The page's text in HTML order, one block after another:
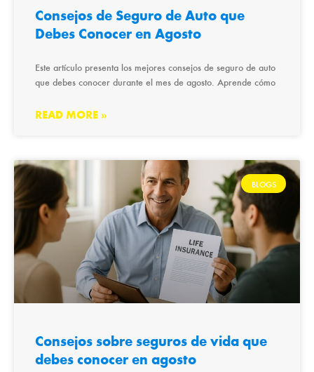
Consejos de Seguro de Auto que
Debes Conocer en Agosto
Este artículo presenta los mejores consejos de seguro de auto
que debes conocer durante el mes de agosto. Aprende cómo
READ MORE »
BLOGS
Consejos sobre seguros de vida que
debes conocer en agosto